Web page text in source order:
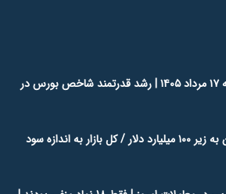
گزارش بورس امروز شنبه ۱۷ مرداد ۱۴۰۵ | رشد قدرتمند شاخص بورس در
سقوط ارزش بورس ایران به زیر ۱۰۰ میلیارد دلار / کل بازار به اندازه سود